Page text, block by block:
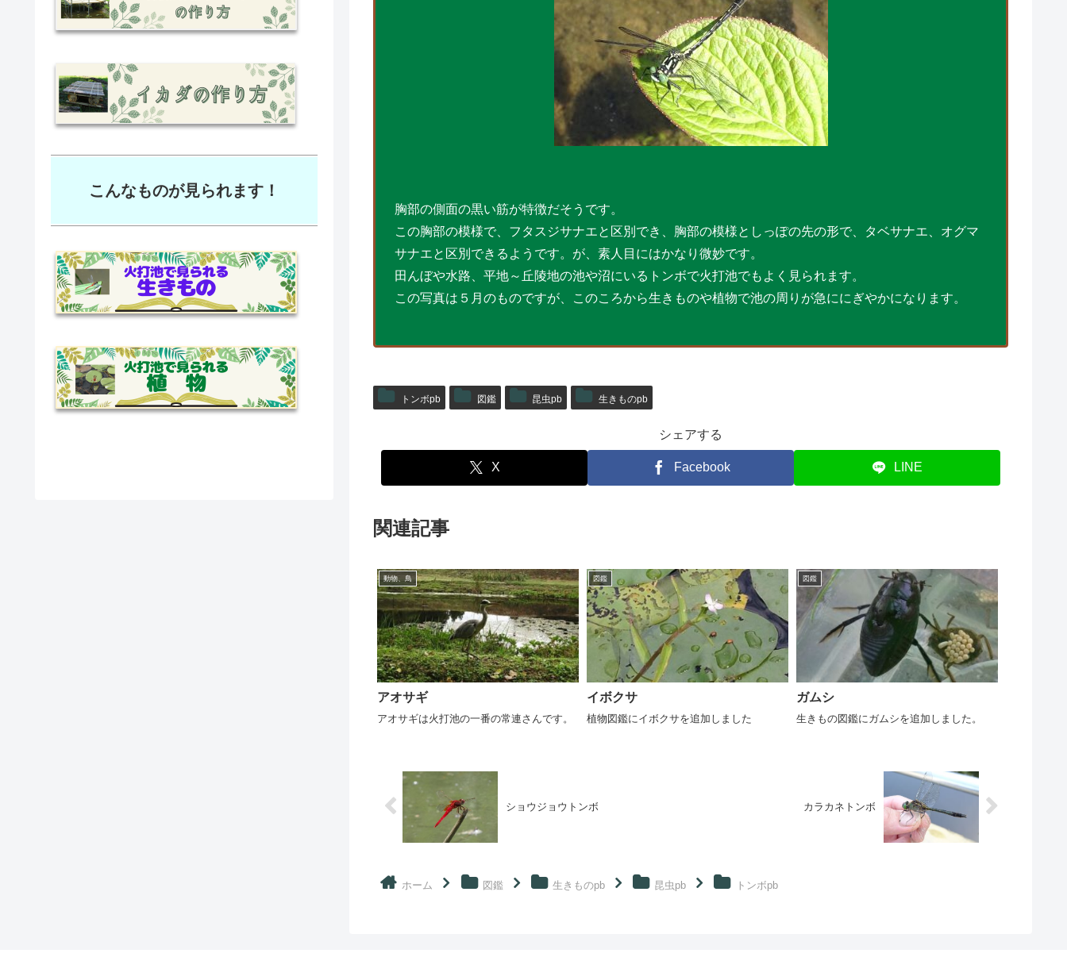
胸部の側面の黒い筋が特徴だそうです。
この胸部の模様で、フタスジサナエと区別でき、胸部の模様としっぽの先の形で、タベサナエ、オグマ
サナエと区別できるようです。が、素人目にはかなり微妙です。
田んぼや水路、平地～丘陵地の池や沼にいるトンボで火打池でもよく見られます。
この写真は５月のものですが、このころから生きものや植物で池の周りが急ににぎやかになります。
トンボpb 図鑑 昆虫pb 生きものpb
シェアする
X Facebook LINE
関連記事
動物、鳥
アオサギ
アオサギは火打池の一番の常連さんです。
図鑑
イボクサ
植物図鑑にイボクサを追加しました
図鑑
ガムシ
生きもの図鑑にガムシを追加しました。
ショウジョウトンボ カラカネトンボ
ホーム 図鑑 生きものpb 昆虫pb トンボpb
こんなものが見られます！